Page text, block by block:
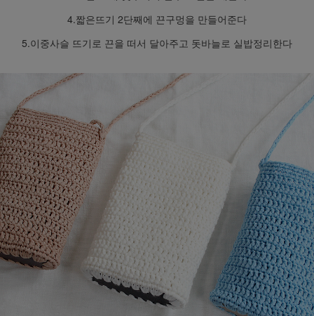
4.짧은뜨기 2단째에 끈구멍을 만들어준다
5.이중사슬 뜨기로 끈을 떠서 달아주고 돗바늘로 실밥정리한다